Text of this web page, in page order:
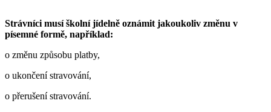
Strávníci musí školní jídelně oznámit jakoukoliv změnu v
písemné formě, například:
o změnu způsobu platby,
o ukončení stravování,
o přerušení stravování.